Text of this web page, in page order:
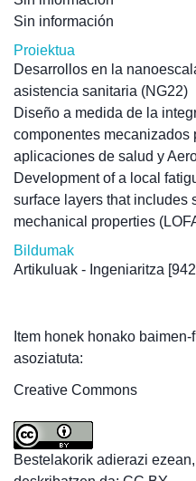
Sin información
Proiektua
Desarrollos en la
asistencia sanitaria (NG22)
Diseño a medida de la
componentes mecanizados
aplicaciones de salud y
Development of a local
surface layers that includes
mechanical properties
Bildumak
Artikuluak - Ingeniaritza
Item honek honako
asoziatuta:
Creative Commons
Bestelakorik adierazi